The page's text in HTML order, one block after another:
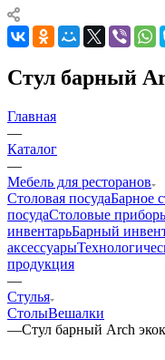
Стул барный
Главная
—
Каталог
—
Мебель для ресторанов
Столовая посудаБарное
посудаСтоловые
инвентарьБарный
аксессуары
продукция
—
Стулья
СтолыВешалки
—Стул барный Arch